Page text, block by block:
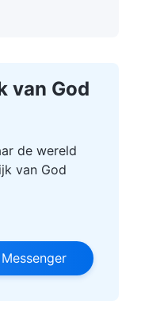
van God
de wereld
van God